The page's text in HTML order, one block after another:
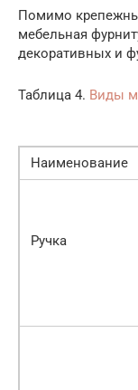
Помимо
мебельная
декоративных и
Таблица 4. Виды
Наименование
Ручка